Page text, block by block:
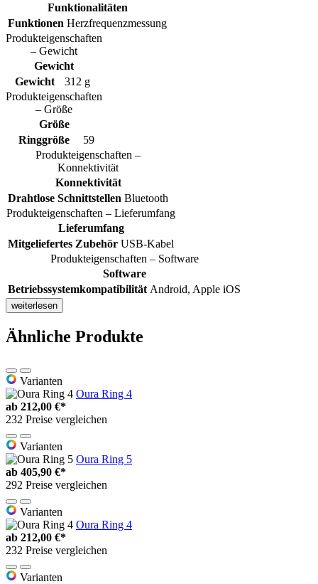
Funktionalitäten
Funktionen Herzfrequenzmessung
Produkteigenschaften
– Gewicht
Gewicht
Gewicht
312 g
Produkteigenschaften
– Größe
Größe
Ringgröße
59
Produkteigenschaften –
Konnektivität
Konnektivität
Drahtlose Schnittstellen Bluetooth
Produkteigenschaften – Lieferumfang
Lieferumfang
Mitgeliefertes Zubehör USB-Kabel
Produkteigenschaften – Software
Software
Betriebssystemkompatibilität Android, Apple iOS
weiterlesen
Ähnliche Produkte
Varianten
Oura Ring 4
ab 212,00 €*
232 Preise vergleichen
Varianten
Oura Ring 5
ab 405,90 €*
292 Preise vergleichen
Varianten
Oura Ring 4
ab 212,00 €*
232 Preise vergleichen
Varianten